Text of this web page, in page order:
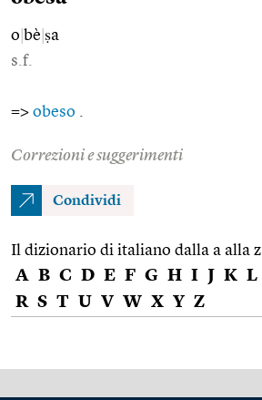
o bè ṣa
s.f.
=> obeso
Correzioni e suggerimenti
Condividi
Il dizionario di italiano dalla a alla z
A B C D E F G H I J K L
R S T U V W X Y Z